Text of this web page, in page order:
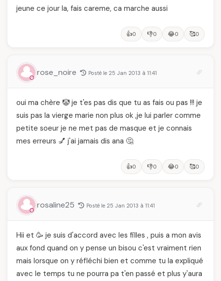
jeune ce jour la, fais careme, ca marche aussi
👍0 👎0 😂0 🥰0
rose_noire Posté le 25 Jan 2013 à 11:41
oui ma chère 🤡 je t'es pas dis que tu as fais ou pas !!! je
suis pas la vierge marie non plus ok ,je lui parler comme
petite soeur je ne met pas de masque et je connais
mes erreurs 💅 j'ai jamais dis ana 🤔
👍0 👎0 😂0 🥰0
rosaline25 Posté le 25 Jan 2013 à 11:41
Hii et 🥳 je suis d'accord avec les filles , puis a mon avis
aux fond quand on y pense un bisou c'est vraiment rien
mais lorsque on y réfléchi bien et comme tu la expliqué
avec le temps tu ne pourra pa t'en passé et plus y'aura